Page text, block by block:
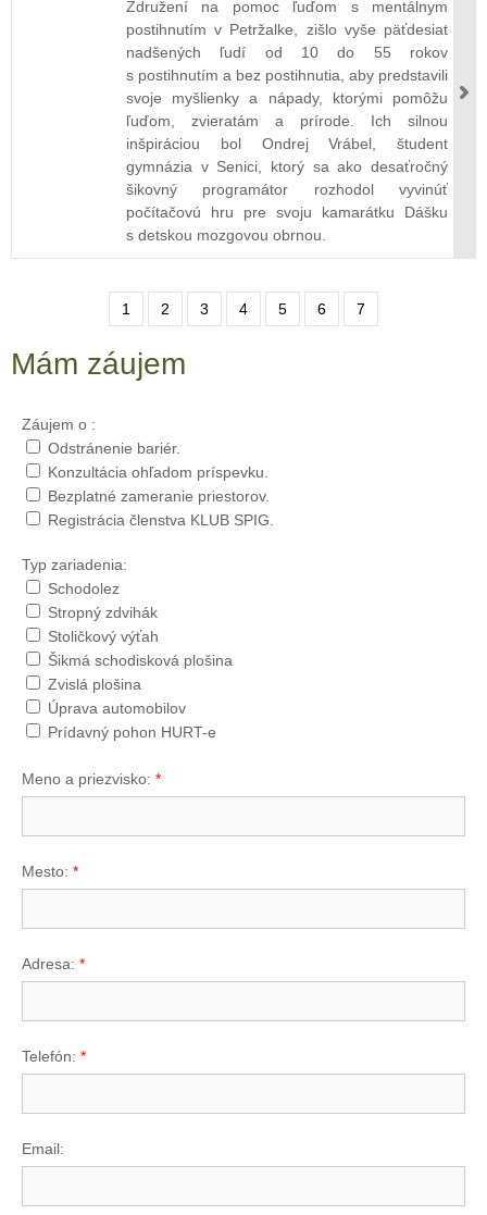
Združení na pomoc ľuďom s mentálnym
postihnutím v Petržalke, zišlo vyše päťdesiat
nadšených ľudí od 10 do 55 rokov
s postihnutím a bez postihnutia, aby predstavili
svoje myšlienky a nápady, ktorými pomôžu
ľuďom, zvieratám a prírode. Ich silnou
inšpiráciou bol Ondrej Vrábel, študent
gymnázia v Senici, ktorý sa ako desaťročný
šikovný programátor rozhodol vyvinúť
počítačovú hru pre svoju kamarátku Dášku
s detskou mozgovou obrnou.
1 2 3 4 5 6 7
Mám záujem
Záujem o :
Odstránenie bariér.
Konzultácia ohľadom príspevku.
Bezplatné zameranie priestorov.
Registrácia členstva KLUB SPIG.
Typ zariadenia:
Schodolez
Stropný zdvihák
Stoličkový výťah
Šikmá schodisková plošina
Zvislá plošina
Úprava automobilov
Prídavný pohon HURT-e
Meno a priezvisko: *
Mesto: *
Adresa: *
Telefón: *
Email: